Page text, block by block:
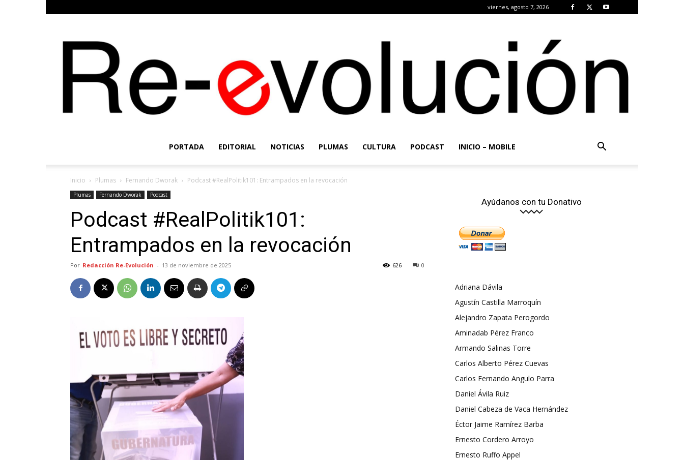
viernes, agosto 7, 2026
PORTADA EDITORIAL NOTICIAS PLUMAS CULTURA PODCAST INICIO – MOBILE
Inicio Plumas Fernando Dworak Podcast #RealPolitik101: Entrampados en la revocación
Plumas Fernando Dworak Podcast
Podcast #RealPolitik101:
Entrampados en la revocación
Por Redacción Re-Evolución - 13 de noviembre de 2025 0
626
Ayúdanos con tu Donativo
Adriana Dávila
Agustín Castilla Marroquín
Alejandro Zapata Perogordo
Aminadab Pérez Franco
Armando Salinas Torre
Carlos Alberto Pérez Cuevas
Carlos Fernando Angulo Parra
Daniel Ávila Ruiz
Daniel Cabeza de Vaca Hernández
Éctor Jaime Ramírez Barba
Ernesto Cordero Arroyo
Ernesto Ruffo Appel